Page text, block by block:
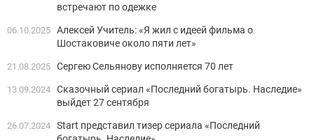
встречают по одежке
06.10.2025 Алексей Учитель: «Я жил с идеей фильма о
Шостаковиче около пяти лет»
21.08.2025 Сергею Сельянову исполняется 70 лет
13.09.2024 Сказочный сериал «Последний богатырь. Наследие»
выйдет 27 сентября
26.07.2024 Start представил тизер сериала «Последний